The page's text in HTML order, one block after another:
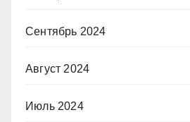
Сентябрь 2024
Август 2024
Июль 2024